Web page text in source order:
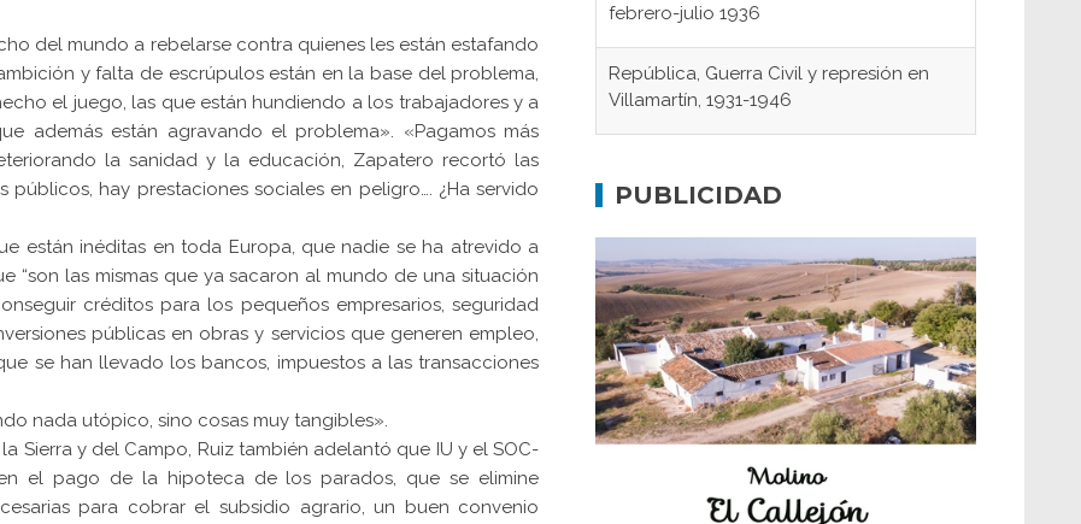
del mundo a rebelarse contra quienes les están estafando
y falta de escrúpulos están en la base del problema,
el juego, las que están hundiendo a los trabajadores y a
además están agravando el problema». «Pagamos más
la sanidad y la educación, Zapatero recortó las
hay prestaciones sociales en peligro…. ¿Ha servido
están inéditas en toda Europa, que nadie se ha atrevido a
“son las mismas que ya sacaron al mundo de una situación
créditos para los pequeños empresarios, seguridad
públicas en obras y servicios que generen empleo,
se han llevado los bancos, impuestos a las transacciones
nada utópico, sino cosas muy tangibles».
Sierra y del Campo, Ruiz también adelantó que IU y el SOC-
en el pago de la hipoteca de los parados, que se elimine
para cobrar el subsidio agrario, un buen convenio
febrero-julio 1936
República, Guerra Civil y represión en
Villamartín, 1931-1946
concentración nazis
fundaciones de Bornos
El Frente Popular. Ubrique, febrero-julio
1936
Juntar las letras. La alfabetización en el
campo: del afán de saber a la
PUBLICIDAD